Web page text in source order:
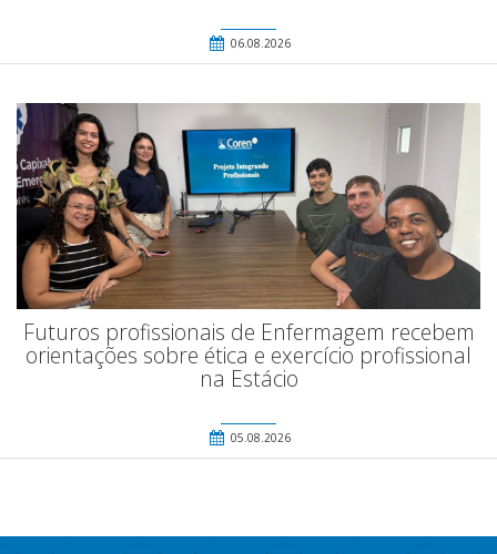
06.08.2026
Futuros profissionais de Enfermagem recebem
orientações sobre ética e exercício profissional
na Estácio
05.08.2026